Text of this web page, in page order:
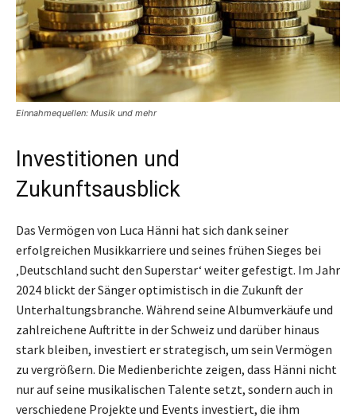
Einnahmequellen: Musik und mehr
Investitionen und
Zukunftsausblick
Das Vermögen von Luca Hänni hat sich dank seiner
erfolgreichen Musikkarriere und seines frühen Sieges bei
‚Deutschland sucht den Superstar‘ weiter gefestigt. Im Jahr
2024 blickt der Sänger optimistisch in die Zukunft der
Unterhaltungsbranche. Während seine Albumverkäufe und
zahlreichene Auftritte in der Schweiz und darüber hinaus
stark bleiben, investiert er strategisch, um sein Vermögen
zu vergrößern. Die Medienberichte zeigen, dass Hänni nicht
nur auf seine musikalischen Talente setzt, sondern auch in
verschiedene Projekte und Events investiert, die ihm